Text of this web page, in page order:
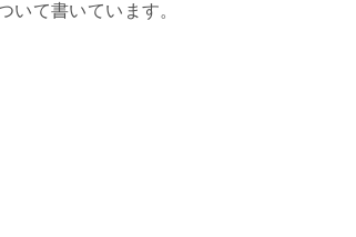
いて書いています。